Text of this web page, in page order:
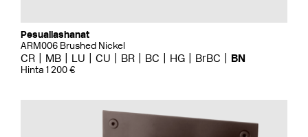
Pesuallashanat
ARM006 Brushed Nickel
CR MB LU CU BR BC HG BrBC BN
Hinta 1 200 €